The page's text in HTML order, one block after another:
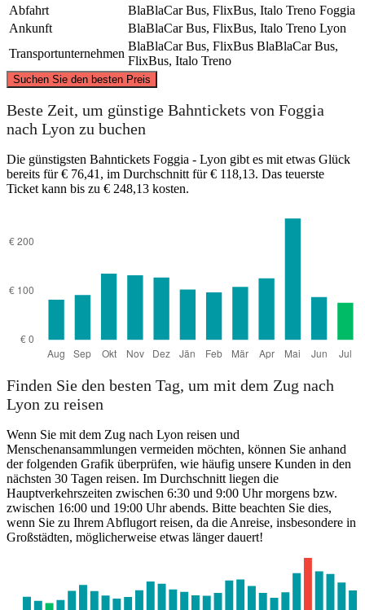
Abfahrt
BlaBlaCar Bus, FlixBus, Italo Treno Foggia
Ankunft
BlaBlaCar Bus, FlixBus, Italo Treno Lyon
Transportunternehmen
BlaBlaCar Bus, FlixBus BlaBlaCar Bus,
FlixBus, Italo Treno
Suchen Sie den besten Preis
Lyon
©CARTO, ©
Beste Zeit, um günstige Bahntickets von Foggia
nach Lyon zu buchen
Die günstigsten Bahntickets Foggia - Lyon gibt es mit etwas Glück
bereits für € 76,41, im Durchschnitt für € 118,13. Das teuerste
Ticket kann bis zu € 248,13 kosten.
Finden Sie den besten Tag, um mit dem Zug nach
Lyon zu reisen
Wenn Sie mit dem Zug nach Lyon reisen und
Menschenansammlungen vermeiden möchten, können Sie anhand
der folgenden Grafik überprüfen, wie häufig unsere Kunden in den
nächsten 30 Tagen reisen. Im Durchschnitt liegen die
Hauptverkehrszeiten zwischen 6:30 und 9:00 Uhr morgens bzw.
zwischen 16:00 und 19:00 Uhr abends. Bitte beachten Sie dies,
wenn Sie zu Ihrem Abflugort reisen, da die Anreise, insbesondere in
Großstädten, möglicherweise etwas länger dauert!